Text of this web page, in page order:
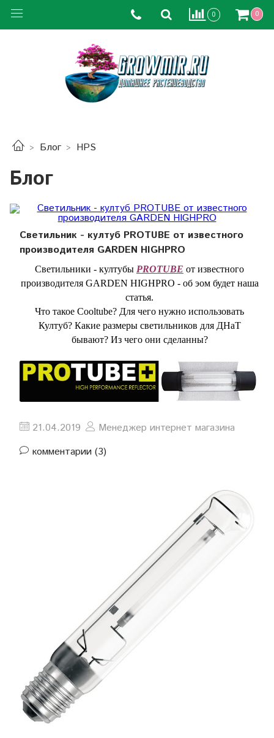
0 0
Блог HPS
Блог
Светильник - култуб PROTUBE от известного
производителя GARDEN HIGHPRO
Светильники - култубы PROTUBE от известного
производителя GARDEN HIGHPRO - об эом будет наша
статья.
Что такое Cooltube? Для чего нужно использовать
Култуб? Какие размеры светильников для ДНаТ
бывают? Из чего они сделанны?
21.04.2019
Менеджер интернет магазина
комментарии (3)